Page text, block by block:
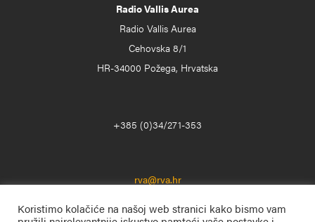
Radio Vallis Aurea
Radio Vallis Aurea
Cehovska 8/1
HR-34000 Požega, Hrvatska
+385 (0)34/271-353
rva@rva.hr
Koristimo kolačiće na našoj web stranici kako bismo vam